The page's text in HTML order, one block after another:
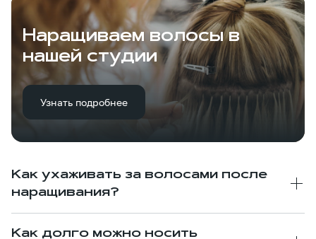
Наращиваем волосы в
нашей студии
Узнать подробнее
Как ухаживать за волосами после
наращивания?
Как долго можно носить